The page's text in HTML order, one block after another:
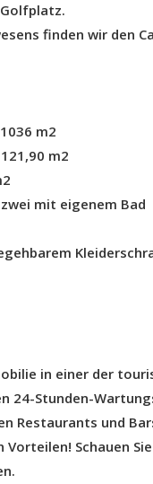
finden wir den
m2
m2
mit eigenem Bad
in einer der
24-Stunden-
Restaurants und
Vorteilen! Schauen